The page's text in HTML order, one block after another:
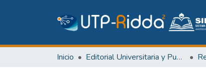
Inicio Editorial Universitaria y Publicaciones Seriadas